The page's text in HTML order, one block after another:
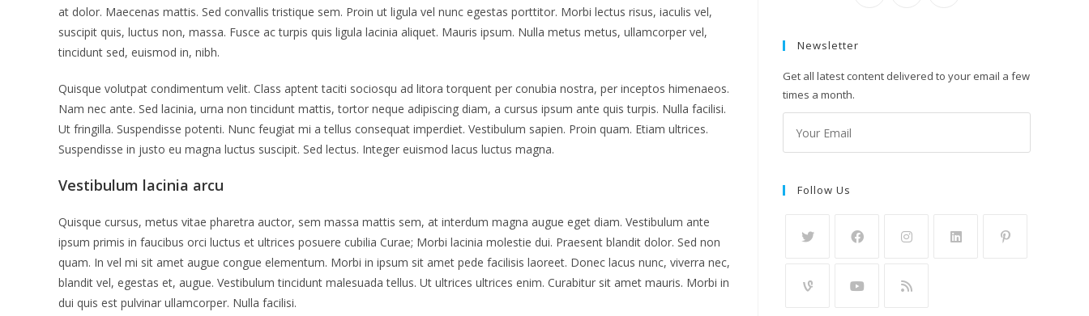
at dolor. Maecenas mattis. Sed convallis tristique sem. Proin ut ligula vel nunc egestas porttitor. Morbi lectus risus, iaculis vel,
suscipit quis, luctus non, massa. Fusce ac turpis quis ligula lacinia aliquet. Mauris ipsum. Nulla metus metus, ullamcorper vel,
tincidunt sed, euismod in, nibh.
Quisque volutpat condimentum velit. Class aptent taciti sociosqu ad litora torquent per conubia nostra, per inceptos himenaeos.
Nam nec ante. Sed lacinia, urna non tincidunt mattis, tortor neque adipiscing diam, a cursus ipsum ante quis turpis. Nulla facilisi.
Ut fringilla. Suspendisse potenti. Nunc feugiat mi a tellus consequat imperdiet. Vestibulum sapien. Proin quam. Etiam ultrices.
Suspendisse in justo eu magna luctus suscipit. Sed lectus. Integer euismod lacus luctus magna.
Vestibulum lacinia arcu
Quisque cursus, metus vitae pharetra auctor, sem massa mattis sem, at interdum magna augue eget diam. Vestibulum ante
ipsum primis in faucibus orci luctus et ultrices posuere cubilia Curae; Morbi lacinia molestie dui. Praesent blandit dolor. Sed non
quam. In vel mi sit amet augue congue elementum. Morbi in ipsum sit amet pede facilisis laoreet. Donec lacus nunc, viverra nec,
blandit vel, egestas et, augue. Vestibulum tincidunt malesuada tellus. Ut ultrices ultrices enim. Curabitur sit amet mauris. Morbi in
dui quis est pulvinar ullamcorper. Nulla facilisi.
Newsletter
Get all latest content delivered to your email a few
times a month.
Follow Us